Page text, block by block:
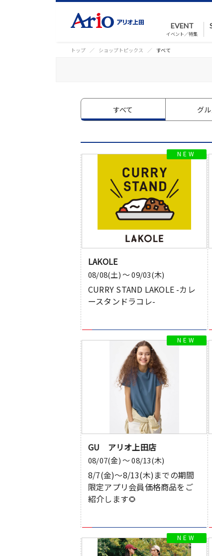
EVENT
イベント／特集
トップ ショップトピックス すべて
すべて グ
LAKOLE
08/08(土) 〜 09/03(木)
CURRY STAND LAKOLE -カレ
ースタンドラコレ-
GU アリオ上田店
08/07(金) 〜 08/13(木)
8/7(金)〜8/13(木)までの期間
限定アプリ会員価格商品をご
紹介します🌻